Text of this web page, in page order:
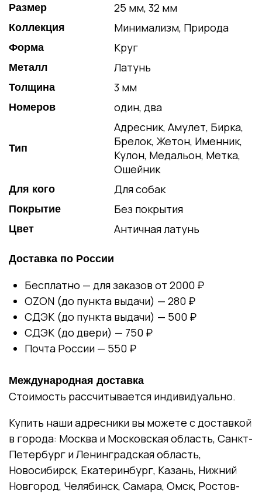
Размер 25 мм, 32 мм
Коллекция Минимализм, Природа
Форма Круг
Металл Латунь
Толщина 3 мм
Номеров один, два
Тип
Адресник, Амулет, Бирка,
Брелок, Жетон, Именник,
Кулон, Медальон, Метка,
Ошейник
Для кого Для собак
Покрытие Без покрытия
Цвет Античная латунь
Доставка по России
Бесплатно — для заказов от 2000 ₽
OZON (до пункта выдачи) — 280 ₽
СДЭК (до пункта выдачи) — 500 ₽
СДЭК (до двери) — 750 ₽
Почта России — 550 ₽
Международная доставка
Стоимость рассчитывается индивидуально.
Купить наши адресники вы можете с доставкой
в города: Москва и Московская область, Санкт-
Петербург и Ленинградская область,
Новосибирск, Екатеринбург, Казань, Нижний
Новгород, Челябинск, Самара, Омск, Ростов-